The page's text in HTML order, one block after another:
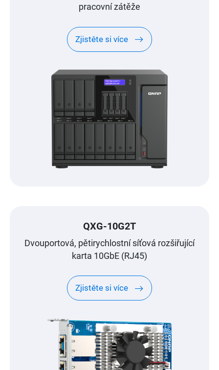
pracovní zátěže
Zjistěte si více
QXG-10G2T
Dvouportová, pětirychlostní síťová rozšiřující
karta 10GbE (RJ45)
Zjistěte si více